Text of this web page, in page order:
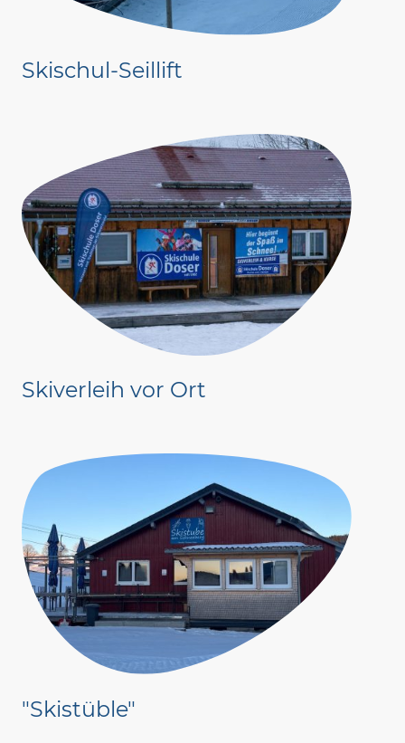
Skischul-Seillift
Skiverleih vor Ort
"Skistüble"